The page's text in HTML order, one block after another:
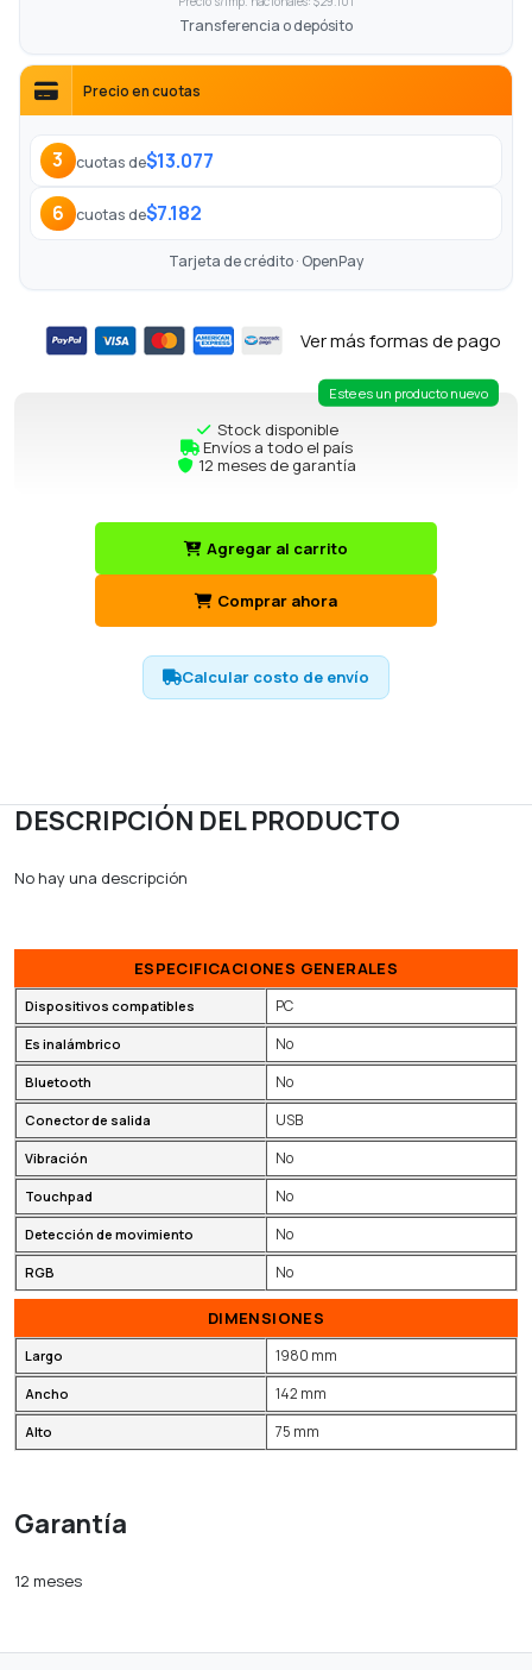
Transferencia o depósito
Precio en cuotas
3 cuotas de$13.077
6 cuotas de$7.182
Tarjeta de crédito · OpenPay
Ver más formas de pago
Este es un producto nuevo
Stock disponible
Envíos a todo el país
12 meses de garantía
Agregar al carrito
Comprar ahora
Calcular costo de envío
DESCRIPCIÓN DEL PRODUCTO
No hay una descripción
ESPECIFICACIONES GENERALES
Dispositivos compatibles PC
Es inalámbrico No
Bluetooth No
Conector de salida USB
Vibración No
Touchpad No
Detección de movimiento No
RGB No
DIMENSIONES
Largo 1980 mm
Ancho 142 mm
Alto 75 mm
Garantía
12 meses